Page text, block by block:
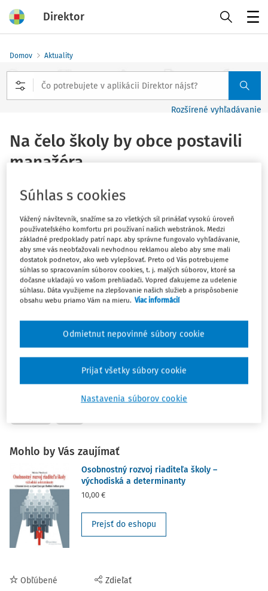
Direktor
Domov Aktuality
Rozšírené vyhľadávanie
Na čelo školy by obce postavili
manažéra
1 minúta čítania
Manažér namiesto učiteľa. Združenie miest a obcí
Slovenska navrhuje, aby posty riaditeľov základných a
stredných škôl mohli obsadiť aj uchádzači bez
pedagogického vzdelania. Tí by mali riadiť hlavne väčšie
a bohatšie školy. Ministerstvo školstva je o myšlienke
pripravené diskutovať, medzi učiteľmi však nenachádza
ohlas. Tvrdia, že bez učiteľskej praxe to nejde.
Zdroj a ďalšie
na-celo-skoly-by-obce-postavili-manazera/
Mohlo by Vás zaujímať
Osobnostný rozvoj riaditeľa školy –
východiská a determinanty
10,00 €
Prejsť do eshopu
Obľúbené Zdieľať
Súhlas s cookies
Vážený návštevník, snažíme sa zo všetkých síl prinášať vysokú úroveň
používateľského komfortu pri používaní našich webstránok. Medzi
základné predpoklady patrí napr. aby správne fungovalo vyhľadávanie,
aby sme vás neobťažovali nevhodnou reklamou alebo aby sme mali
dostatok podnetov, ako web vylepšovať. Preto od Vás potrebujeme
súhlas so spracovaním súborov cookies, t. j. malých súborov, ktoré sa
dočasne ukladajú vo vašom prehliadači. Vopred ďakujeme za udelenie
súhlasu. Dáta využijeme na zlepšovanie našich služieb a prispôsobenie
obsahu webu priamo Vám na mieru. Viac informácií
Nastavenia súborov cookie
Odmietnut nepovinné súbory cookie
Prijať všetky súbory cookie